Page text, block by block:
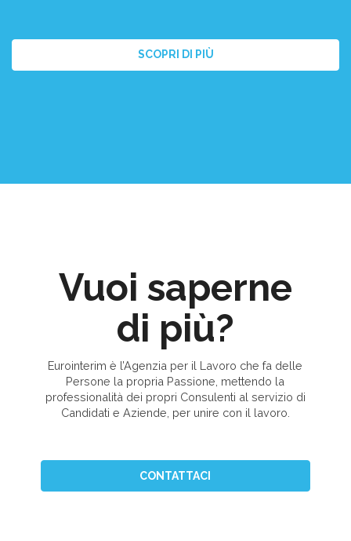
SCOPRI DI PIÙ
Vuoi saperne
di più?
Eurointerim è l’Agenzia per il Lavoro che fa delle
Persone la propria Passione, mettendo la
professionalità dei propri Consulenti al servizio di
Candidati e Aziende, per unire con il lavoro.
CONTATTACI